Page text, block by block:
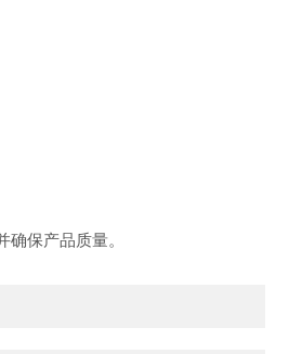
保产品质量。